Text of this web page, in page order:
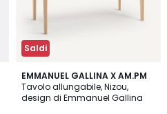
Saldi
EMMANUEL GALLINA X AM.PM
Tavolo allungabile, Nizou,
design di Emmanuel Gallina
4,5
/ 5